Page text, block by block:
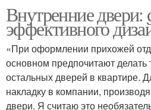
Внутренние двери:
эффективного
«При оформлении прихожей
основном предпочитают делать
остальных дверей в квартире.
накладку в компании,
двери. Я считаю это